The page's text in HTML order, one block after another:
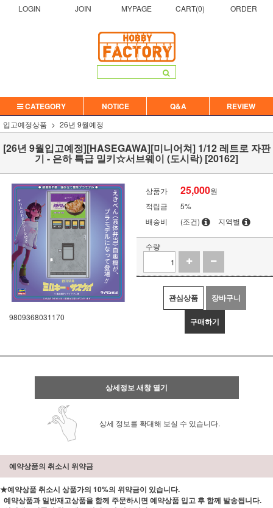
LOGIN JOIN MYPAGE CART(0) ORDER
CATEGORY NOTICE Q&A REVIEW
입고예정상품 26년 9월예정
[26년 9월입고예정][HASEGAWA][미니어쳐] 1/12 레트로 자판
기 - 은하 특급 밀키☆서브웨이 (도시락) [20162]
9809368031170
상품가 25,000원
적립금
5%
배송비
(조건) 지역별
수량
관심상품 장바구니
구매하기
상세정보 새창 열기
상세 정보를 확대해 보실 수 있습니다.
예약상품의 취소시 위약금
★예약상품 취소시 상품가의 10%의 위약금이 있습니다.
예약상품과 일반재고상품을 함께 주문하시면 예약상품 입고 후 함께 발송됩니다.